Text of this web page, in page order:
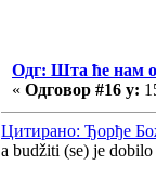
Одг: Шта ће нам
« Одговор #16 у:
Цитирано: Ђорђе
a budžiti (se) je dobilo